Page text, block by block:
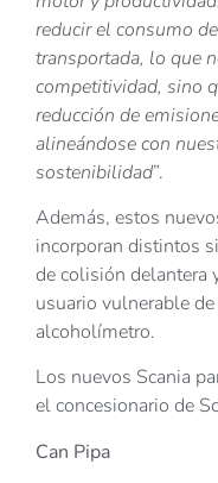
reducir el consumo
transportada, lo que
competitividad, sino
reducción de
alineándose con
sostenibilidad”.
Además, estos
incorporan distintos
de colisión delantera
usuario vulnerable
alcoholímetro.
Los nuevos Scania
el concesionario de
Can Pipa